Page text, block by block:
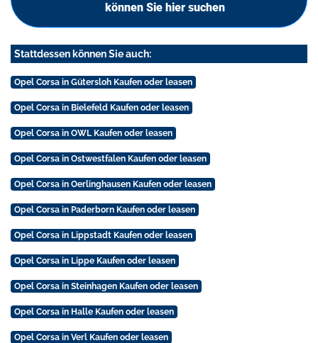
können Sie hier suchen
Stattdessen können Sie auch:
Opel Corsa in Gütersloh Kaufen oder leasen
Opel Corsa in Bielefeld Kaufen oder leasen
Opel Corsa in OWL Kaufen oder leasen
Opel Corsa in Ostwestfalen Kaufen oder leasen
Opel Corsa in Oerlinghausen Kaufen oder leasen
Opel Corsa in Paderborn Kaufen oder leasen
Opel Corsa in Lippstadt Kaufen oder leasen
Opel Corsa in Lippe Kaufen oder leasen
Opel Corsa in Steinhagen Kaufen oder leasen
Opel Corsa in Halle Kaufen oder leasen
Opel Corsa in Verl Kaufen oder leasen